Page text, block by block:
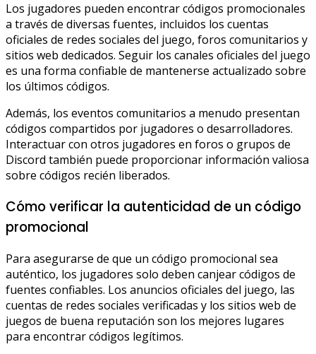
Los jugadores pueden encontrar códigos promocionales
a través de diversas fuentes, incluidos los cuentas
oficiales de redes sociales del juego, foros comunitarios y
sitios web dedicados. Seguir los canales oficiales del juego
es una forma confiable de mantenerse actualizado sobre
los últimos códigos.
Además, los eventos comunitarios a menudo presentan
códigos compartidos por jugadores o desarrolladores.
Interactuar con otros jugadores en foros o grupos de
Discord también puede proporcionar información valiosa
sobre códigos recién liberados.
Cómo verificar la autenticidad de un código
promocional
Para asegurarse de que un código promocional sea
auténtico, los jugadores solo deben canjear códigos de
fuentes confiables. Los anuncios oficiales del juego, las
cuentas de redes sociales verificadas y los sitios web de
juegos de buena reputación son los mejores lugares
para encontrar códigos legítimos.